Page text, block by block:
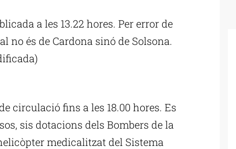
a les 13.22 hores. Per error de
és de Cardona sinó de Solsona.
circulació fins a les 18.00 hores. Es
sis dotacions dels Bombers de la
medicalitzat del Sistema